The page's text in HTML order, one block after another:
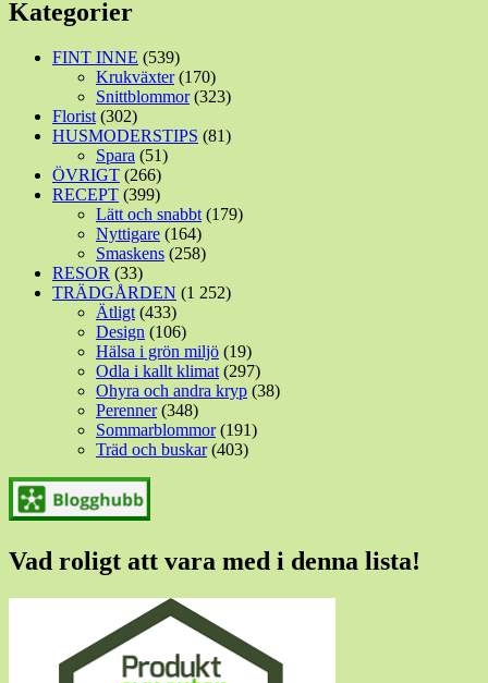
Kategorier
FINT INNE (539)
Krukväxter(170)
Snittblommor(323)
Florist(302)
HUSMODERSTIPS (81)
Spara (51)
ÖVRIGT (266)
RECEPT (399)
Lätt och snabbt(179)
Nyttigare (164)
Smaskens (258)
RESOR (33)
TRÄDGÅRDEN (1 252)
Ätligt(433)
Design (106)
Hälsa i grön miljö (19)
Odla i kallt klimat(297)
Ohyra och andra kryp (38)
Perenner(348)
Sommarblommor(191)
Träd och buskar(403)
Vad roligt att vara med i denna lista!